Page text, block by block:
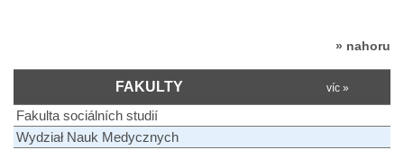
» nahoru
FAKULTY víc »
Fakulta sociálních studií
Wydział Nauk Medycznych